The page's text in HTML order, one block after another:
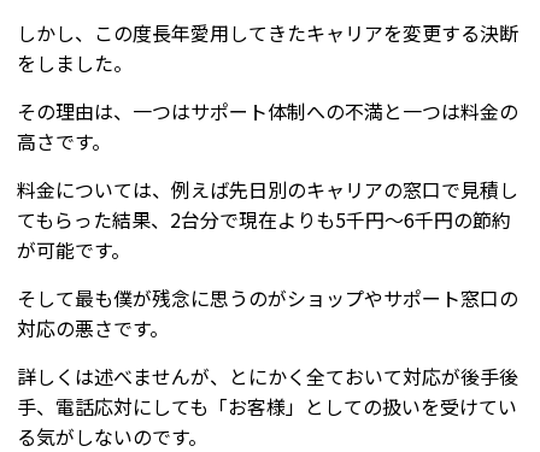
しかし、この度長年愛用してきたキャリアを変更する決断
をしました。
その理由は、一つはサポート体制への不満と一つは料金の
高さです。
料金については、例えば先日別のキャリアの窓口で見積し
てもらった結果、2台分で現在よりも5千円～6千円の節約
が可能です。
そして最も僕が残念に思うのがショップやサポート窓口の
対応の悪さです。
詳しくは述べませんが、とにかく全ておいて対応が後手後
手、電話応対にしても「お客様」としての扱いを受けてい
る気がしないのです。